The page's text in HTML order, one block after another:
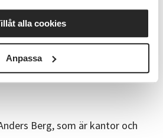
alla cookies
Anpassa
lägga fokus på under
Berg, som är kantor och